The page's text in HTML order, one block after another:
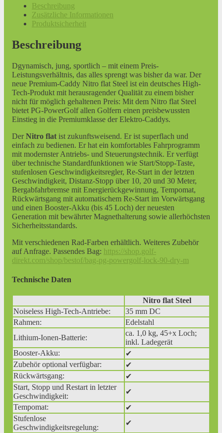
Beschreibung
Zusätzliche Informationen
Produktsicherheit
Beschreibung
Dgynamisch, jung, sportlich – mit einem Preis-
Leistungsverhältnis, das alles sprengt was bisher da war. Der
neue Premium-Caddy Nitro flat Steel ist ein deutsches High-
Tech-Produkt mit herausragender Qualität zu einem bisher
nicht für möglich gehaltenen Preis: Mit dem Nitro flat Steel
bietet PG-PowerGolf allen Golfern einen preisbewussten
Einstieg in die Premiumklasse der Elektro-Caddys.
DerNitro flat ist zukunftsweisend. Er ist superflach und
einfach zu bedienen. Er hat ein komfortables Fahrprogramm
mit modernster Antriebs- und Steuerungstechnik. Er verfügt
über technische Standardfunktionen wie Start/Stopp-Taste,
stufenlosen Geschwindigkeitsregler, Re-Start in der letzten
Geschwindigkeit, Distanz-Stopp über 10, 20 und 30 Meter,
Bergabfahrbremse mit Energierückgewinnung, Tempomat,
Rückwärtsgang mit automatischem Re-Start im Vorwärtsgang
und einen Booster-Akku (bis 45 Loch) der neuesten
Generation mit bewährter Magnethalterung sowie allerhöchsten
Sicherheitsstandards.
Mit verschiedenen Rad-Farben erhältlich. Weiteres Zubehör
auf Anfrage. Passendes Bag: https://shop.golf-
direkt.com/shop/bestof/bag-pg-powergolf-lock-90-dry-m
Technische Daten
Nitro flat Steel
Noiseless High-Tech-Antriebe:
35 mm DC
Rahmen:
Edelstahl
Lithium-Ionen-Batterie:
ca. 1,0 kg, 45+x Loch;
inkl. Ladegerät
Booster-Akku:
✔
Zubehör optional verfügbar:
✔
Rückwärtsgang:
✔
Start, Stopp und Restart in letzter
Geschwindigkeit:
✔
Tempomat:
✔
Stufenlose
Geschwindigkeitsregelung:
✔